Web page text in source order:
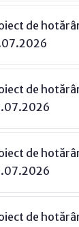
de
de
de
de